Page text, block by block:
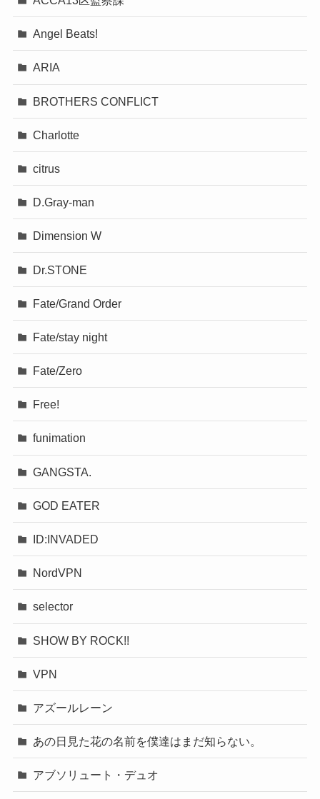
Angel Beats!
ARIA
BROTHERS CONFLICT
Charlotte
citrus
D.Gray-man
Dimension W
Dr.STONE
Fate/Grand Order
Fate/stay night
Fate/Zero
Free!
funimation
GANGSTA.
GOD EATER
ID:INVADED
NordVPN
selector
SHOW BY ROCK!!
VPN
アズールレーン
あの日見た花の名前を僕達はまだ知らない。
アブソリュート・デュオ